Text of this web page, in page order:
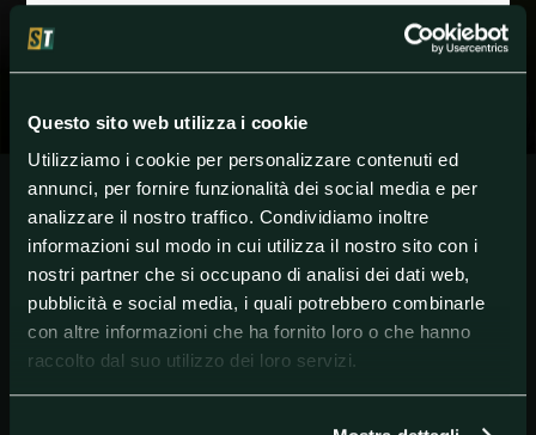
Questo sito web utilizza i cookie
Utilizziamo i cookie per personalizzare contenuti ed
annunci, per fornire funzionalità dei social media e per
analizzare il nostro traffico. Condividiamo inoltre
informazioni sul modo in cui utilizza il nostro sito con i
nostri partner che si occupano di analisi dei dati web,
pubblicità e social media, i quali potrebbero combinarle
con altre informazioni che ha fornito loro o che hanno
raccolto dal suo utilizzo dei loro servizi.
#Calciomercato #Chelsea #Inghilterra
#Inter
#NGoloKante
#N.Kanté #PremierLeague